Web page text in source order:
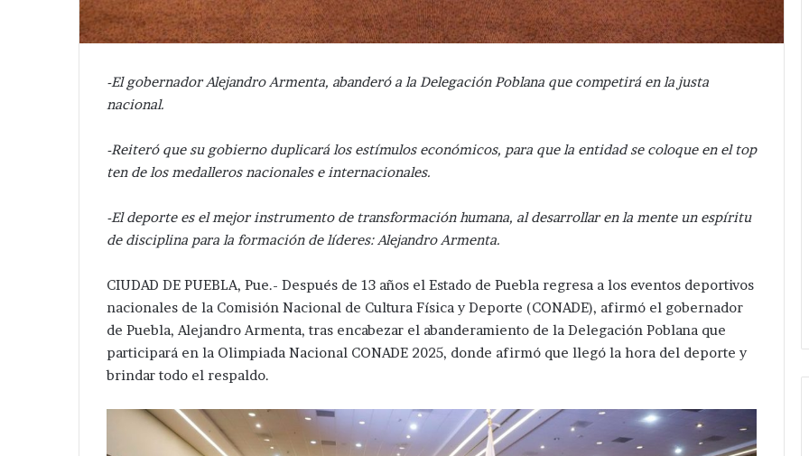
-El gobernador Alejandro Armenta, abanderó a la Delegación Poblana que competirá en la justa
nacional.
-Reiteró que su gobierno duplicará los estímulos económicos, para que la entidad se coloque en el top
ten de los medalleros nacionales e internacionales.
-El deporte es el mejor instrumento de transformación humana, al desarrollar en la mente un espíritu
de disciplina para la formación de líderes: Alejandro Armenta.
CIUDAD DE PUEBLA, Pue.- Después de 13 años el Estado de Puebla regresa a los eventos deportivos
nacionales de la Comisión Nacional de Cultura Física y Deporte (CONADE), afirmó el gobernador
de Puebla, Alejandro Armenta, tras encabezar el abanderamiento de la Delegación Poblana que
participará en la Olimpiada Nacional CONADE 2025, donde afirmó que llegó la hora del deporte y
brindar todo el respaldo.